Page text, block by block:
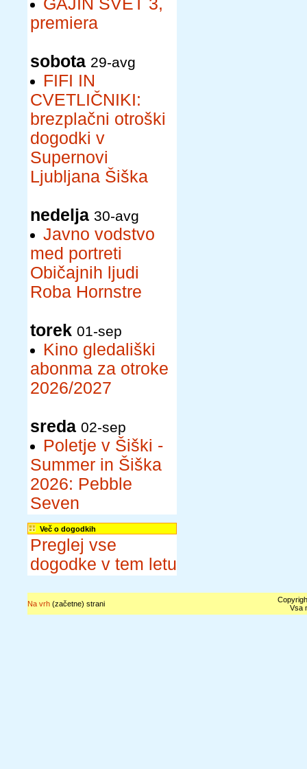
GAJIN SVET 3,
premiera
sobota 29-avg
FIFI IN
CVETLIČNIKI:
brezplačni otroški
dogodki v
Supernovi
Ljubljana Šiška
nedelja 30-avg
Javno vodstvo
med portreti
Običajnih ljudi
Roba Hornstre
torek 01-sep
Kino gledališki
abonma za otroke
2026/2027
sreda 02-sep
Poletje v Šiški -
Summer in Šiška
2026: Pebble
Seven
Več o dogodkih
Preglej vse
dogodke v tem letu
Na vrh(začetne) strani
Vsa